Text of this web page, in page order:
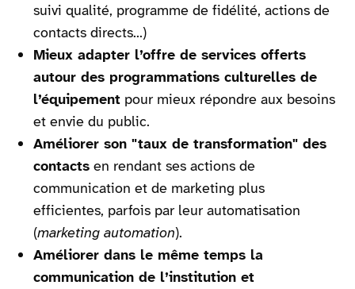
suivi qualité, programme de fidélité, actions de
contacts directs...)
Mieux adapter l’offre de services offerts
autour des programmations culturelles de
l’équipement pour mieux répondre aux besoins
et envie du public.
Améliorer son "taux de transformation" des
contacts en rendant ses actions de
communication et de marketing plus
efficientes, parfois par leur automatisation
(marketing automation).
Améliorer dans le même temps la
communication de l’institution et